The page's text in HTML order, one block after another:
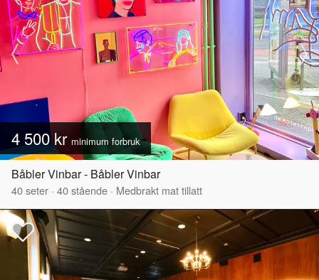
4 500 kr minimum forbruk
Båbler Vinbar - Båbler Vinbar
40seter · 40stående · Medbrakt mat tillatt